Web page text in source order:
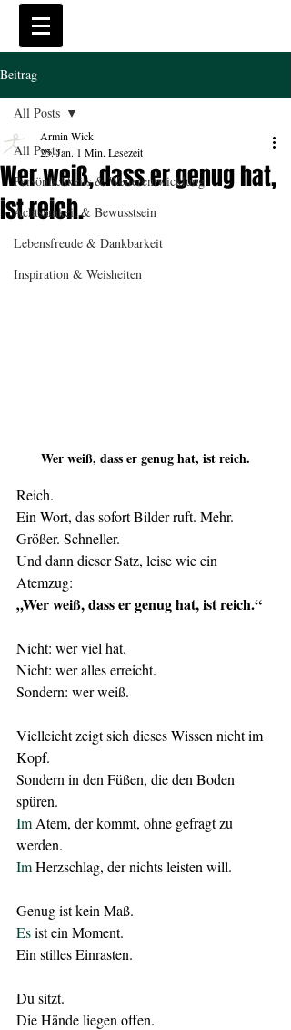
Beitrag
All Posts
Persönlichkeits & Weiterentwicklung
Achtsamkeit & Bewusstsein
Lebensfreude & Dankbarkeit
Inspiration & Weisheiten
All Posts
Wer weiß, dass er genug hat,
ist reich.
Armin Wick
25. Jan. 1 Min. Lesezeit
Wer weiß, dass er genug hat, ist reich.
Reich.
Ein Wort, das sofort Bilder ruft. Mehr.
Größer. Schneller.
Und dann dieser Satz, leise wie ein
Atemzug:
„Wer weiß, dass er genug hat, ist reich.“
Nicht: wer viel hat.
Nicht: wer alles erreicht.
Sondern: wer weiß.
Vielleicht zeigt sich dieses Wissen nicht im
Kopf.
Sondern in den Füßen, die den Boden
spüren.
Im Atem, der kommt, ohne gefragt zu
werden.
Im Herzschlag, der nichts leisten will.
Genug ist kein Maß.
Es ist ein Moment.
Ein stilles Einrasten.
Du sitzt.
Die Hände liegen offen.